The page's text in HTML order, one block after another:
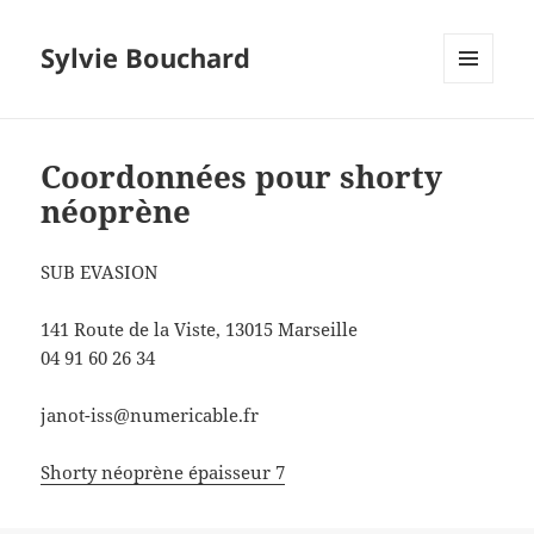
Sylvie Bouchard
Coordonnées pour shorty
néoprène
SUB EVASION
141 Route de la Viste, 13015 Marseille
04 91 60 26 34
janot-iss@numericable.fr
Shorty néoprène épaisseur 7